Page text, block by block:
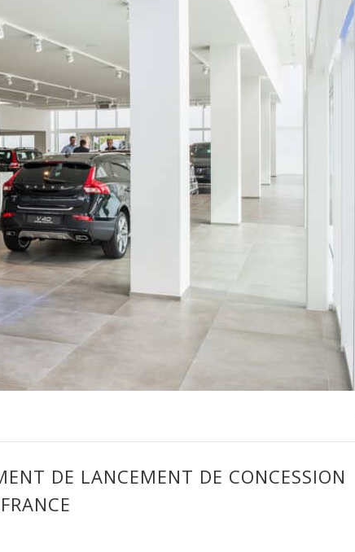
DE LANCEMENT DE CONCESSION